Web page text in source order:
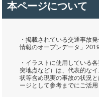
本ページについて
・掲載されている交通事故
情報のオープンデータ」
・イラストに使用している
突地点など）は、代表的な
状等含め現実の事故の状況
ージとして参考までにご活用